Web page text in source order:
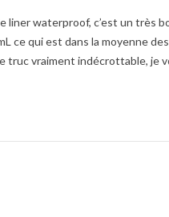
liner waterproof, c’est un très
ce qui est dans la moyenne
truc vraiment indécrottable, je